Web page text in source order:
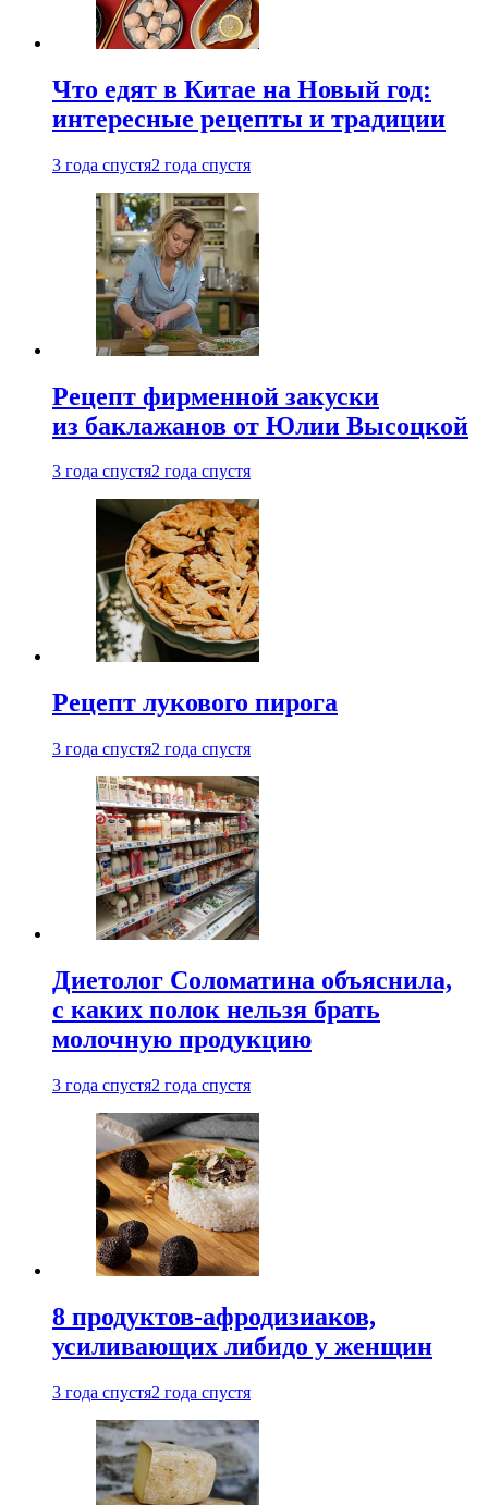
Что едят в Китае на Новый год:
интересные рецепты и традиции
3 года спустя2 года спустя
Рецепт фирменной закуски
из баклажанов от Юлии Высоцкой
3 года спустя2 года спустя
Рецепт лукового пирога
3 года спустя2 года спустя
Диетолог Соломатина объяснила,
с каких полок нельзя брать
молочную продукцию
3 года спустя2 года спустя
8 продуктов-афродизиаков,
усиливающих либидо у женщин
3 года спустя2 года спустя